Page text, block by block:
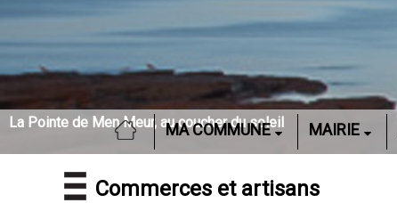
La Pointe de Men Meur, au coucher du soleil
ACCUEILMA COMMUNE MAIRIE
Commerces et artisans